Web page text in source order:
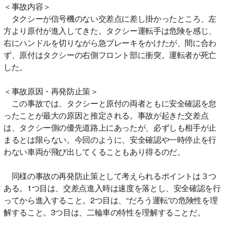
＜事故内容＞
タクシーが信号機のない交差点に差し掛かったところ、左
方より原付が進入してきた。タクシー運転手は危険を感じ、
右にハンドルを切りながら急ブレーキをかけたが、間に合わ
ず、原付はタクシーの右側フロント部に衝突。運転者が死亡
した。
＜事故原因・再発防止策＞
この事故では、タクシーと原付の両者ともに安全確認を怠
ったことが最大の原因と推定される。事故が起きた交差点
は、タクシー側の優先道路上にあったが、必ずしも相手が止
まるとは限らない。今回のように、安全確認や一時停止を行
わない車両が飛び出してくることもあり得るのだ。
同様の事故の再発防止策として考えられるポイントは３つ
ある。1つ目は、交差点進入時は速度を落とし、安全確認を行
ってから進入すること。2つ目は、“だろう運転”の危険性を理
解すること。3つ目は、二輪車の特性を理解することだ。